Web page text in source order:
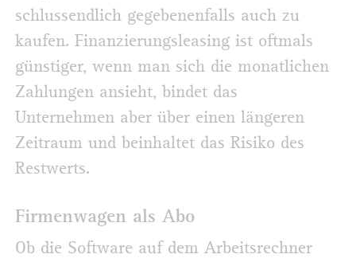
schlussendlich gegebenenfalls auch zu
kaufen. Finanzierungsleasing ist oftmals
günstiger, wenn man sich die monatlichen
Zahlungen ansieht, bindet das
Unternehmen aber über einen längeren
Zeitraum und beinhaltet das Risiko des
Restwerts.
Firmenwagen als Abo
Ob die Software auf dem Arbeitsrechner